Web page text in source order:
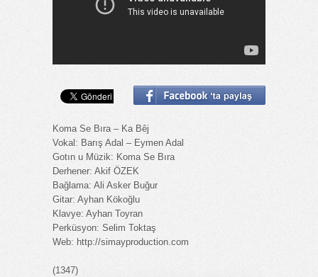
Koma Se Bıra – Ka Bêj
Vokal: Barış Adal – Eymen Adal
Gotın u Müzik: Koma Se Bıra
Derhener: Akif ÖZEK
Bağlama: Ali Asker Buğur
Gitar: Ayhan Kökoğlu
Klavye: Ayhan Toyran
Perküsyon: Selim Toktaş
Web: http://simayproduction.com
(1347)